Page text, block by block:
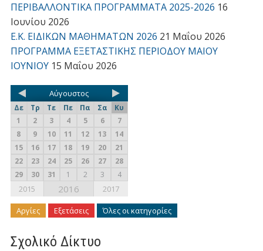
ΠΕΡΙΒΑΛΛΟΝΤΙΚΑ ΠΡΟΓΡΑΜΜΑΤΑ 2025-2026 16
Ιουνίου 2026
Ε.Κ. ΕΙΔΙΚΩΝ ΜΑΘΗΜΑΤΩΝ 2026 21 Μαΐου 2026
ΠΡΟΓΡΑΜΜΑ ΕΞΕΤΑΣΤΙΚΗΣ ΠΕΡΙΟΔΟΥ ΜΑΙΟΥ
ΙΟΥΝΙΟΥ 15 Μαΐου 2026
Αύγουστος
Δε Τρ Τε Πε Πα Σα
Κυ
1
2 3 4 5 6
7
8
9 10 11 12 13
14
15
16 17 18 19 20
21
22
23 24 25 26 27
28
29
30 31 1 2 3 4
2015 2016 2017
Αργίες Εξετάσεις Όλες οι κατηγορίες
Σχολικό Δίκτυο